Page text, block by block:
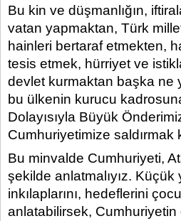
Bu kin ve düşmanlığın,
vatan yapmaktan, Türk
hainleri bertaraf etmekten,
tesis etmek, hürriyet ve
devlet kurmaktan başka ne
bu ülkenin kurucu
Dolayısıyla Büyük
Cumhuriyetimize
Bu minvalde Cumhuriyeti,
şekilde anlatmalıyız.
inkılaplarını, hedeflerini
anlatabilirsek,